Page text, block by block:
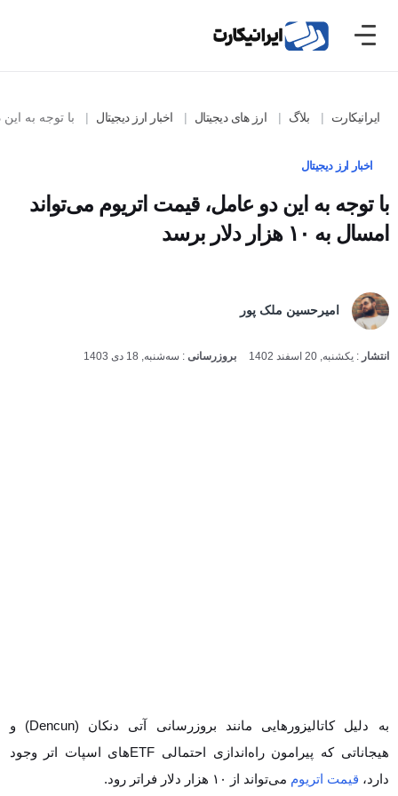
ایرانیکارت بلاگ ارز های دیجیتال اخبار ارز دیجیتال با توجه به این دو
اخبار ارز دیجیتال
با توجه به این دو عامل، قیمت اتریوم می‌تواند
امسال به ۱۰ هزار دلار برسد
امیرحسین ملک پور
انتشار:یکشنبه, 20 اسفند 1402 بروزرسانی:سه‌شنبه, 18 دی 1403
به دلیل کاتالیزورهایی مانند بروزرسانی آتی دنکان (Dencun) و هیجاناتی
که پیرامون راه‌اندازی احتمالی ETF‌های اسپات اتر وجود دارد،
قیمت اتریوم
می‌تواند از ۱۰ هزار دلار فراتر رود.